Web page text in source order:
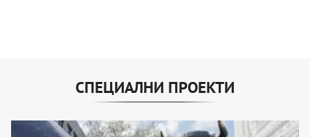
СПЕЦИАЛНИ ПРОЕКТИ